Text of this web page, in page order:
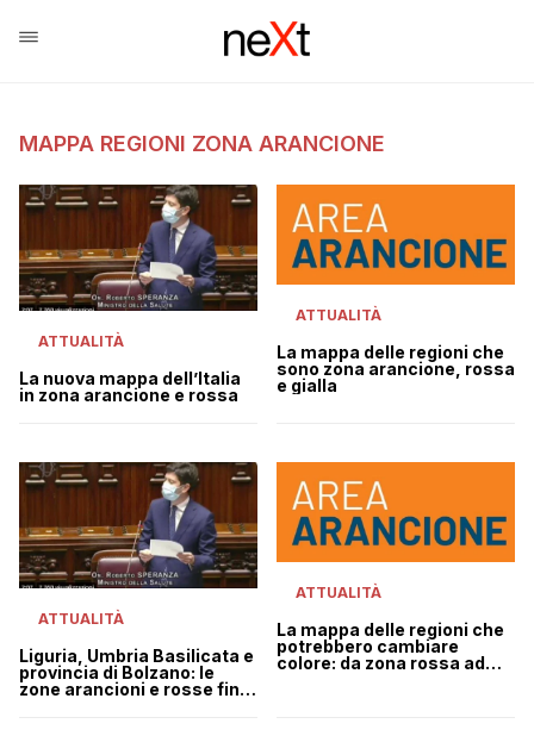
MAPPA REGIONI ZONA ARANCIONE
ATTUALITÀ
La nuova mappa dell’Italia
in zona arancione e rossa
ATTUALITÀ
La mappa delle regioni che
sono zona arancione, rossa
e gialla
ATTUALITÀ
Liguria, Umbria Basilicata e
provincia di Bolzano: le
zone arancioni e rosse fino
ATTUALITÀ
La mappa delle regioni che
potrebbero cambiare
colore: da zona rossa ad